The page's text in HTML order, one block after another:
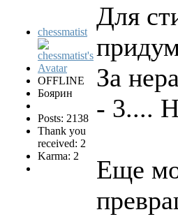
chessmatist
OFFLINE
Боярин
Posts: 2138
Thank you
received: 2
Karma: 2
Для
За
- 3....
Еще